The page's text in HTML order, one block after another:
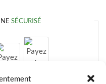
SÉCURISÉ